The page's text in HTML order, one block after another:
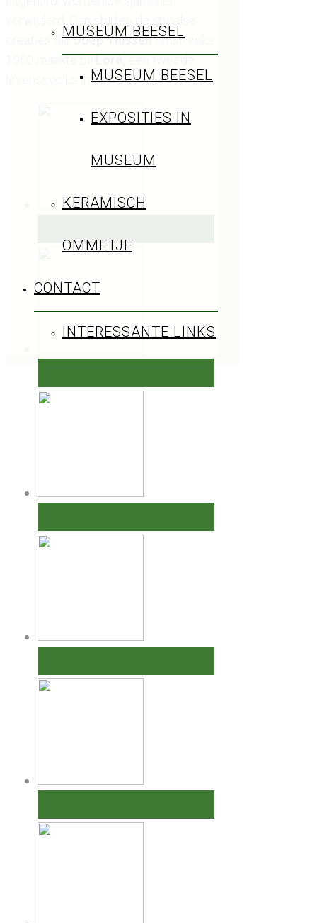
MUSEUM BEESEL
MUSEUM BEESEL
EXPOSITIES IN
MUSEUM
KERAMISCH
OMMETJE
CONTACT
INTERESSANTE LINKS
creaties dieJoep Thissenomstreeks
1960 maakte bijLoré,een tweede
levenscyclus in Beesel.